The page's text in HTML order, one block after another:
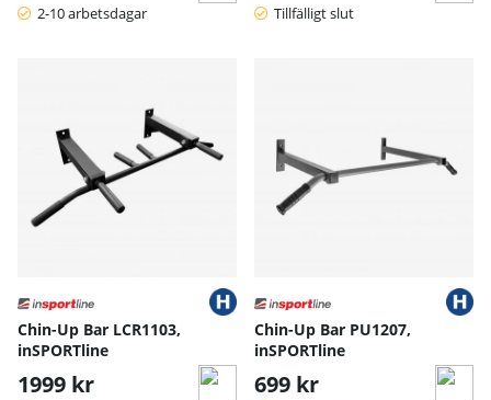
2-10 arbetsdagar Tillfälligt slut
Chin-Up Bar LCR1103,
inSPORTline
1999 kr
Chin-Up Bar PU1207,
inSPORTline
699 kr